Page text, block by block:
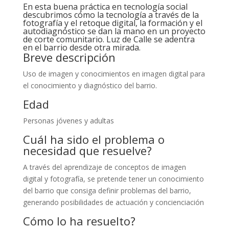
En esta buena práctica en tecnología social
descubrimos cómo la tecnología a través de la
fotografía y el retoque digital, la formación y el
autodiagnóstico se dan la mano en un proyecto
de corte comunitario. Luz de Calle se adentra
en el barrio desde otra mirada.
Breve descripción
Uso de imagen y conocimientos en imagen digital para
el conocimiento y diagnóstico del barrio.
Edad
Personas jóvenes y adultas
Cuál ha sido el problema o
necesidad que resuelve?
A través del aprendizaje de conceptos de imagen
digital y fotografía, se pretende tener un conocimiento
del barrio que consiga definir problemas del barrio,
generando posibilidades de actuación y concienciación
Cómo lo ha resuelto?